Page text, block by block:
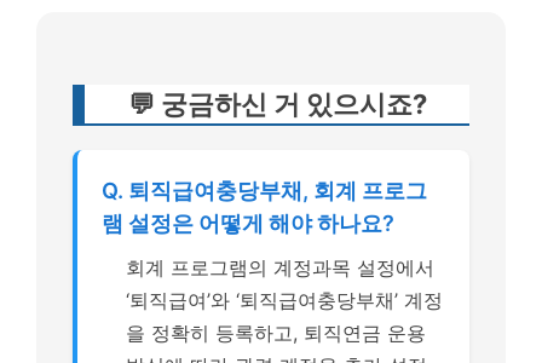
💬 궁금하신 거 있으시죠?
Q. 퇴직급여충당부채, 회계 프로그
램 설정은 어떻게 해야 하나요?
회계 프로그램의 계정과목 설정에서
‘퇴직급여’와 ‘퇴직급여충당부채’ 계정
을 정확히 등록하고, 퇴직연금 운용